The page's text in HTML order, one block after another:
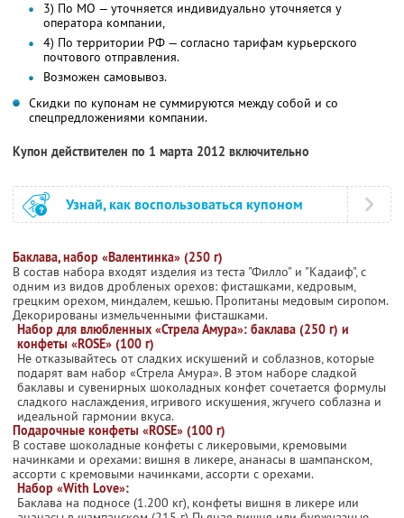
3) По МО — уточняется индивидуально уточняется у
оператора компании,
4) По территории РФ — согласно тарифам курьерского
почтового отправления.
Возможен самовывоз.
Скидки по купонам не суммируются между собой и со
спецпредложениями компании.
Купон действителен по 1 марта 2012 включительно
Узнай, как воспользоваться купоном
Баклава, набор «Валентинка» (250 г)
В состав набора входят изделия из теста "Филло" и "Кадаиф", с
одним из видов дробленых орехов: фисташками, кедровым,
грецким орехом, миндалем, кешью. Пропитаны медовым сиропом.
Декорированы измельченными фисташками.
Набор для влюбленных «Стрела Амура»: баклава (250 г) и
конфеты «ROSE» (100 г)
Не отказывайтесь от сладких искушений и соблазнов, которые
подарят вам набор «Стрела Амура». В этом наборе сладкой
баклавы и сувенирных шоколадных конфет сочетается формулы
сладкого наслаждения, игривого искушения, жгучего соблазна и
идеальной гармонии вкуса.
Подарочные конфеты «ROSE» (100 г)
В составе шоколадные конфеты с ликеровыми, кремовыми
начинками и орехами: вишня в ликере, ананасы в шампанском,
ассорти с кремовыми начинками, ассорти с орехами.
Набор «With Love»:
Баклава на подносе (1.200 кг), конфеты вишня в ликере или